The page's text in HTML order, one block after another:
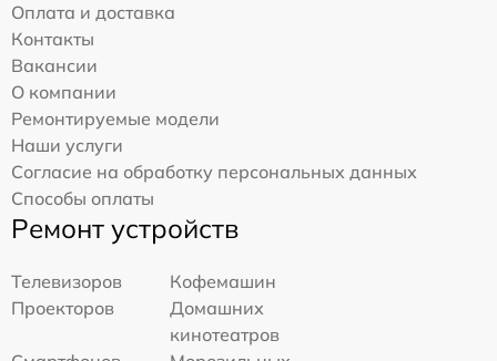
Оплата и доставка
Контакты
Вакансии
О компании
Ремонтируемые модели
Наши услуги
Согласие на обработку персональных данных
Способы оплаты
Ремонт устройств
Телевизоров
Кофемашин
Проекторов
Домашних
кинотеатров